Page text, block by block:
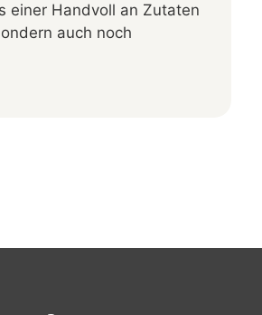
einer Handvoll an Zutaten
auch noch